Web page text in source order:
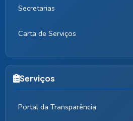
Secretarias
Carta de Serviços
Serviços
Portal da Transparência